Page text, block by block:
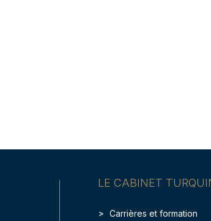
LE CABINET
Carrières et formation